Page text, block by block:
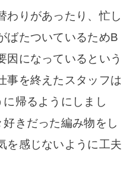
りがあったり、忙し
ばたついているためB
因になっているという
事を終えたスタッフは
帰るようにしまし
きだった編み物をし
を感じないように工夫